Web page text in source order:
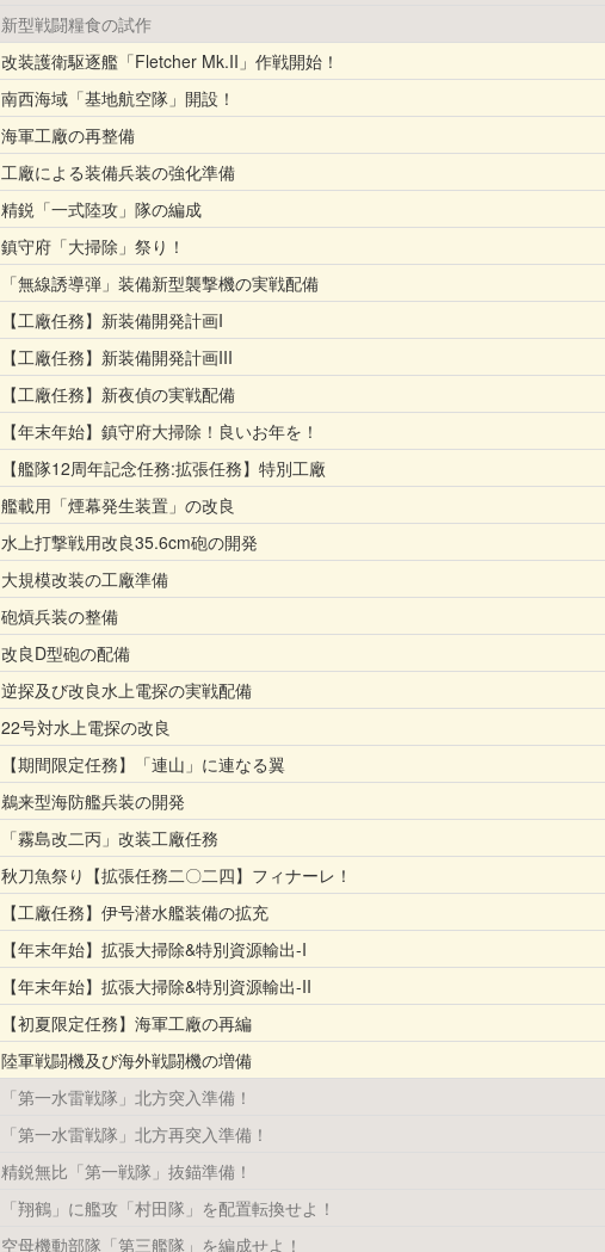
新型戦闘糧食の試作
改装護衛駆逐艦「Fletcher Mk.II」作戦開始！
南西海域「基地航空隊」開設！
海軍工廠の再整備
工廠による装備兵装の強化準備
精鋭「一式陸攻」隊の編成
鎮守府「大掃除」祭り！
「無線誘導弾」装備新型襲撃機の実戦配備
【工廠任務】新装備開発計画I
【工廠任務】新装備開発計画III
【工廠任務】新夜偵の実戦配備
【年末年始】鎮守府大掃除！良いお年を！
【艦隊12周年記念任務:拡張任務】特別工廠
艦載用「煙幕発生装置」の改良
水上打撃戦用改良35.6cm砲の開発
大規模改装の工廠準備
砲熕兵装の整備
改良D型砲の配備
逆探及び改良水上電探の実戦配備
22号対水上電探の改良
【期間限定任務】「連山」に連なる翼
鵜来型海防艦兵装の開発
「霧島改二丙」改装工廠任務
秋刀魚祭り【拡張任務二〇二四】フィナーレ！
【工廠任務】伊号潜水艦装備の拡充
【年末年始】拡張大掃除&特別資源輸出-I
【年末年始】拡張大掃除&特別資源輸出-II
【初夏限定任務】海軍工廠の再編
陸軍戦闘機及び海外戦闘機の増備
「第一水雷戦隊」北方突入準備！
「第一水雷戦隊」北方再突入準備！
精鋭無比「第一戦隊」抜錨準備！
「翔鶴」に艦攻「村田隊」を配置転換せよ！
空母機動部隊「第三艦隊」を編成せよ！